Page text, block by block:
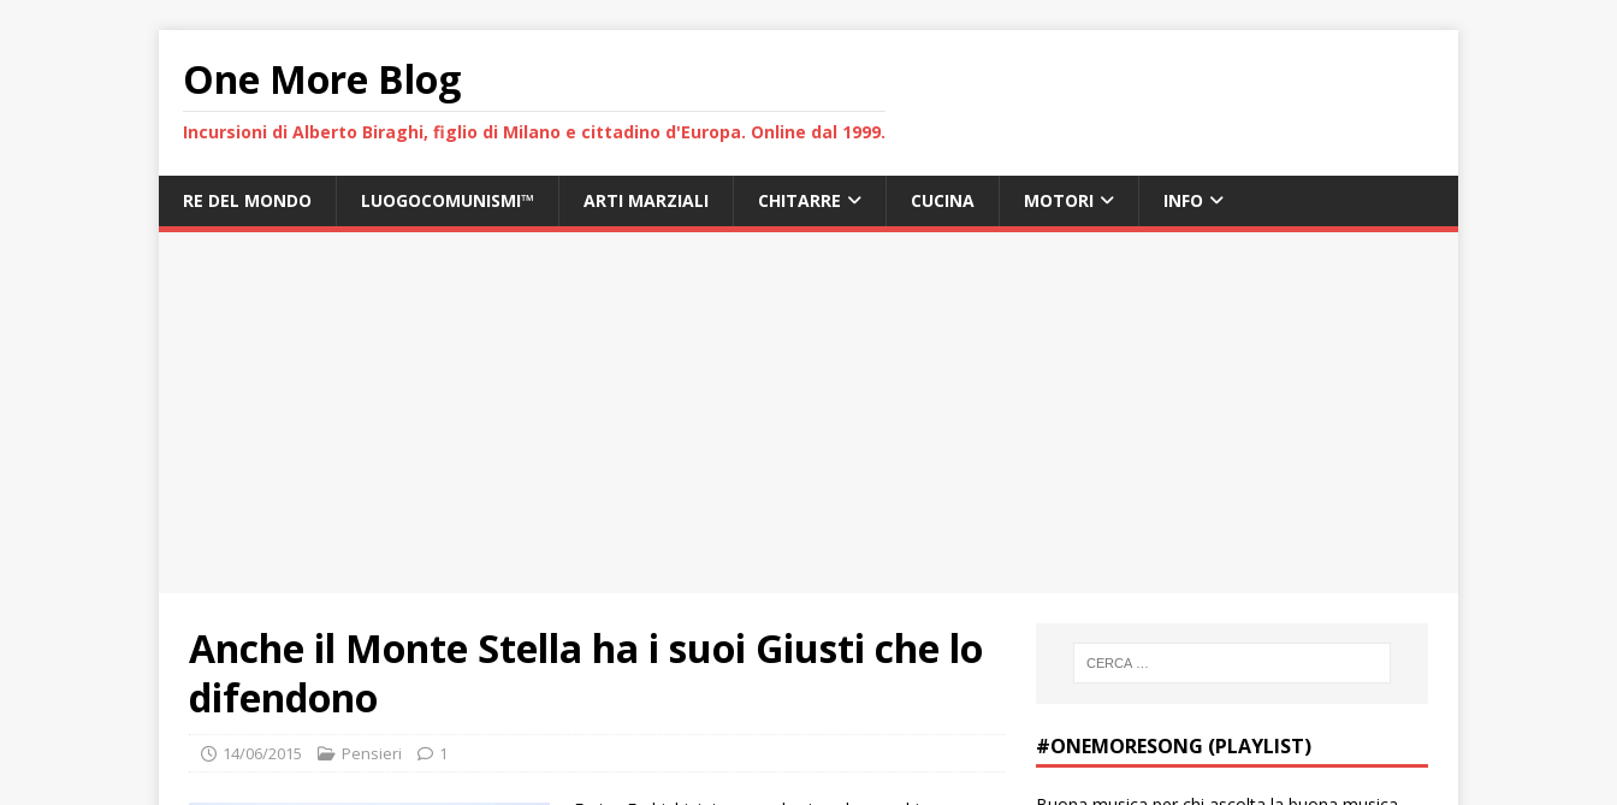
One More Blog
Incursioni di Alberto Biraghi, figlio di Milano e cittadino d'Europa. Online dal 1999.
RE DEL MONDO LUOGOCOMUNISMI™ ARTI MARZIALI CHITARRE CUCINA MOTORI INFO
Anche il Monte Stella ha i suoi Giusti che lo
difendono
14/06/2015 Pensieri 1 #ONEMORESONG (PLAYLIST)